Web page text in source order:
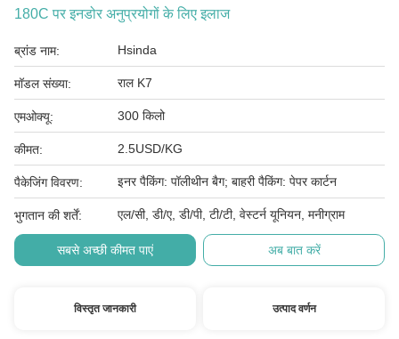
180C पर इनडोर अनुप्रयोगों के लिए इलाज
ब्रांड नाम: Hsinda
मॉडल संख्या: राल K7
एमओक्यू: 300 किलो
कीमत: 2.5USD/KG
पैकेजिंग विवरण: इनर पैकिंग: पॉलीथीन बैग; बाहरी पैकिंग: पेपर कार्टन
भुगतान की शर्तें: एल/सी, डी/ए, डी/पी, टी/टी, वेस्टर्न यूनियन, मनीग्राम
सबसे अच्छी कीमत पाएं अब बात करें
विस्तृत जानकारी उत्पाद वर्णन